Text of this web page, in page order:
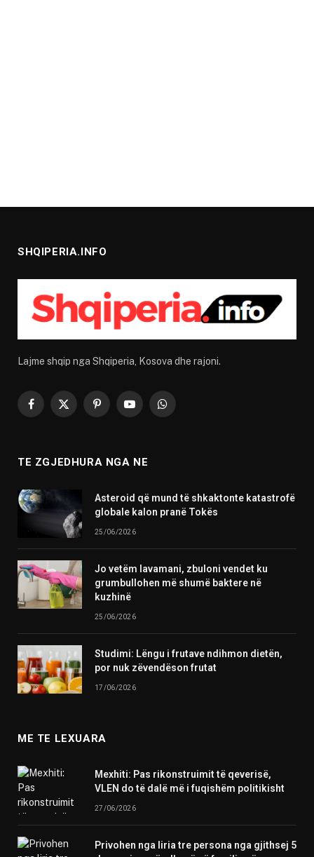
SHQIPERIA.INFO
Lajme shqip nga Shqiperia, Kosova dhe rajoni.
Facebook
X
PinterestYouTubeWhatsApp
TE ZGJEDHURA NGA NE
Asteroid që mund të shkaktonte katastrofë
globale kalon pranë Tokës
25/06/2026
Jo vetëm lavamani, zbuloni vendet ku
grumbullohen më shumë baktere në
kuzhinë
25/06/2026
Studimi: Lëngu i frutave ndihmon dietën,
por nuk zëvendëson frutat
17/06/2026
ME TE LEXUARA
Mexhiti: Pas rikonstruimit të qeverisë,
VLEN do të dalë më i fuqishëm politikisht
27/06/2026
Privohen nga liria tre persona nga gjithsej 5